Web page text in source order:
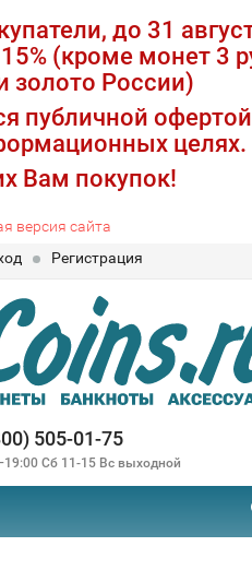
до 31
(кроме монет 3
золото России)
публичной
целях.
Вам покупок!
версия сайта
Регистрация
505-01-75
Сб 11-15 Вс выходной